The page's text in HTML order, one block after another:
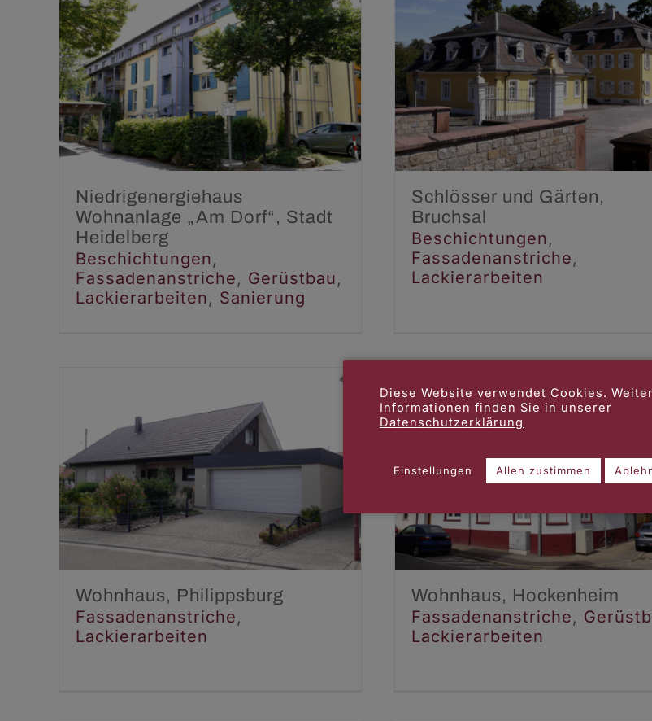
Niedrigenergiehaus
Wohnanlage „Am
Dorf“, Stadt Heidelberg
Beschichtungen
Fassadenanstriche
Gerüstbau
Lackierarbeiten Sanierung
Niedrigenergiehaus
Wohnanlage „Am Dorf“, Stadt
Heidelberg
Beschichtungen,
Fassadenanstriche, Gerüstbau,
Lackierarbeiten, Sanierung
Schlösser und
Bruchsal
Beschichtungen
Fassadenanstriche
Lackierarbeiten
Schlösser und Gärten,
Bruchsal
Beschichtungen,
Fassadenanstriche,
Lackierarbeiten
Wohnhaus,
Philippsburg
Fassadenanstriche Lackierarbeiten
Wohnhaus, Philippsburg
Fassadenanstriche,
Lackierarbeiten
Wohnhaus,
Fassadenanstriche Gerüstbau
Wohnhaus, Hockenheim
Fassadenanstriche,
Lackierarbeiten
Diese Website verwendet Cookies.
Informationen finden Sie in unserer
Datenschutzerklärung
Einstellungen Allen zustimmen